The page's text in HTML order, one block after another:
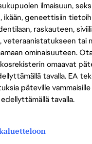
ilmaisuun,
ikään, geneettisiin
raskauteen,
tai
ominaisuuteen.
omaavat
tavalla. EA
päteville
tavalla.